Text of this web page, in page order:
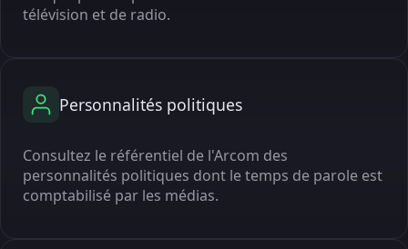
télévision et de radio.
Personnalités politiques
Consultez le référentiel de l'Arcom des
personnalités politiques dont le temps de parole est
comptabilisé par les médias.